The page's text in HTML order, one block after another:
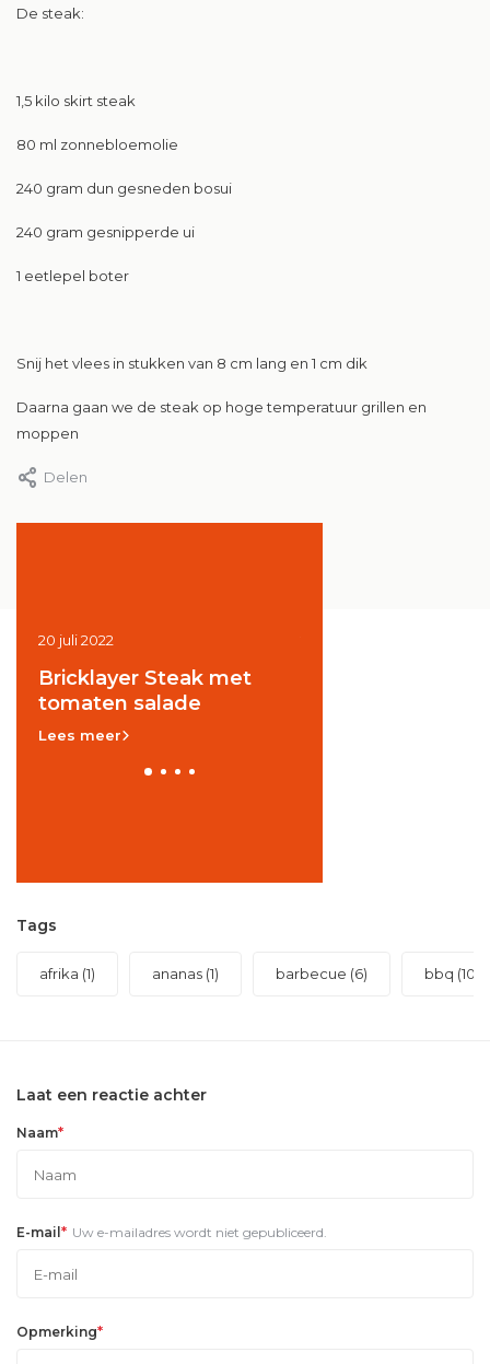
De steak:
1,5 kilo skirt steak
80 ml zonnebloemolie
240 gram dun gesneden bosui
240 gram gesnipperde ui
1 eetlepel boter
Snij het vlees in stukken van 8 cm lang en 1 cm dik
Daarna gaan we de steak op hoge temperatuur grillen en
moppen
Delen
20 juli 2022
Bricklayer Steak met
tomaten salade
Lees meer
Tags
afrika (1) ananas (1) barbecue (6) bbq (10)
Laat een reactie achter
Naam*
E-mail * Uw e-mailadres wordt niet gepubliceerd.
Opmerking*